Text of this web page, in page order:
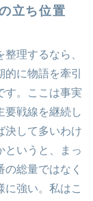
立ち位置
整理するなら、
に物語を牽引
す。ここは事実
要戦線を継続し
決して多いわけ
というと、まっ
総量ではなく
に強い。私はこ